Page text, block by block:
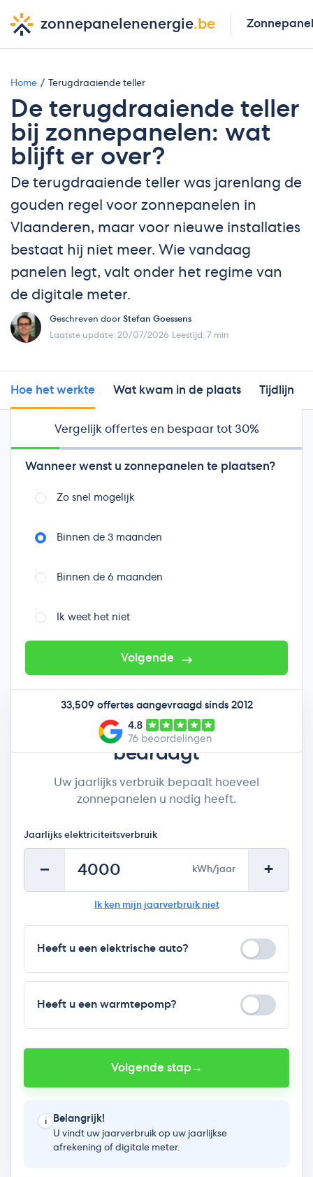
zonnepanelenenergie.be
Home Terugdraaiende teller
De terugdraaiende teller
bij zonnepanelen: wat
blijft er over?
De terugdraaiende teller was jarenlang de
gouden regel voor zonnepanelen in
Vlaanderen, maar voor nieuwe installaties
bestaat hij niet meer. Wie vandaag
panelen legt, valt onder het regime van
de digitale meter.
Geschreven door Stefan Goessens
Laatste update: 20/07/2026
Leestijd: 7 min
Hoe het werkte Wat kwam in de plaats Tijdlijn
Vergelijk offertes en bespaar tot 30%
Wanneer wenst u zonnepanelen te plaatsen?
Zo snel mogelijk
Binnen de 3 maanden
Binnen de 6 maanden
Ik weet het niet
Volgende
33,509 offertes aangevraagd sinds 2012
De terugdraaiende teller bestaat niet meer voor
nieuwe zonnepaneleninstallaties. Wie nog een oude
analoge teller heeft, ziet die geleidelijk verdwijnen:
een digitale meter, en sinds 1 april 2026 wordt een
gecompenseerd.
gezochte termen rond zonnepanelen, meestal uit
werkte, waarom het verdween en vooral wat er
vandaag in de plaats komt. Deze uitleg geldt voor
Vlaanderen; Brussel en Wallonië hebben hun eigen
regeling.